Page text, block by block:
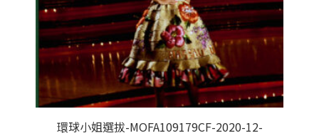
環球小姐選拔-MOFA109179CF-2020-12-